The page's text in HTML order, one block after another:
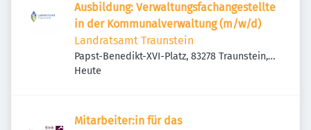
Ausbildung: Verwaltungsfachangestellte
in der Kommunalverwaltung (m/w/d)
Landratsamt Traunstein
Papst-Benedikt-XVI-Platz, 83278 Traunstein,
Deutschland
Veröffentlicht
Heute
Mitarbeiter:in für das